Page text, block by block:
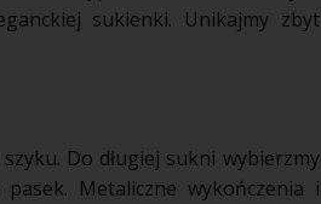
sukienki. Unikajmy zbyt
Do długiej sukni wybierzmy
Metaliczne wykończenia i